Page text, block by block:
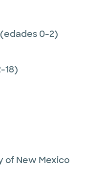
conditions,
and
providing
to avoid
by promoting
that building
with her
full
0-2)
18)
of New Mexico